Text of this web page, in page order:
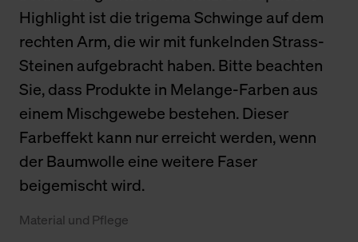
Highlight ist die trigema Schwinge auf dem
rechten Arm, die wir mit funkelnden Strass-
Steinen aufgebracht haben. Bitte beachten
Sie, dass Produkte in Melange-Farben aus
einem Mischgewebe bestehen. Dieser
Farbeffekt kann nur erreicht werden, wenn
der Baumwolle eine weitere Faser
beigemischt wird.
Material und Pflege